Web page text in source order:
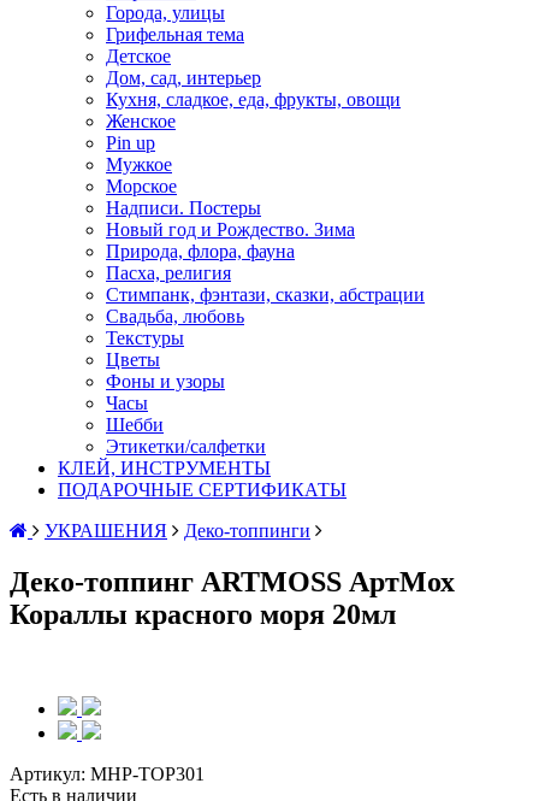
Города, улицы
Грифельная тема
Детское
Дом, сад, интерьер
Кухня, сладкое, еда, фрукты, овощи
Женское
Pin up
Мужкое
Морское
Надписи. Постеры
Новый год и Рождество. Зима
Природа, флора, фауна
Пасха, религия
Стимпанк, фэнтази, сказки, абстрации
Свадьба, любовь
Текстуры
Цветы
Фоны и узоры
Часы
Шебби
Этикетки/салфетки
КЛЕЙ, ИНСТРУМЕНТЫ
ПОДАРОЧНЫЕ СЕРТИФИКАТЫ
УКРАШЕНИЯ
Деко-топпинги
Деко-топпинг ARTMOSS АртМох
Кораллы красного моря 20мл
Артикул: MHP-TOP301
Есть в наличии